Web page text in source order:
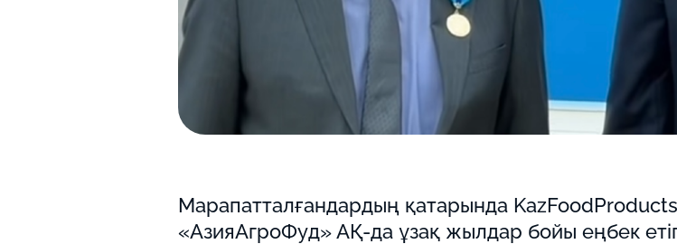
Марапатталғандардың қатарында
«АзияАгроФуд» АҚ-да ұзақ жылдар бойы еңбек етіп